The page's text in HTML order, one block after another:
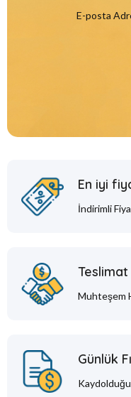
E-posta
En iyi
İndirimli
Teslimat
Muhteşem
Günlük